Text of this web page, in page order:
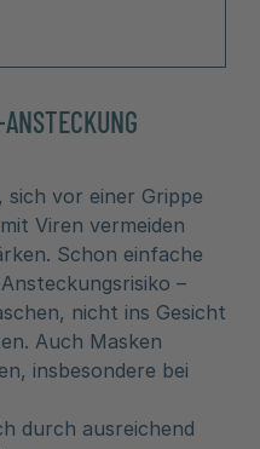
sich vor einer Grippe
Viren vermeiden
Schon einfache
–
nicht ins Gesicht
Auch Masken
insbesondere bei
durch ausreichend